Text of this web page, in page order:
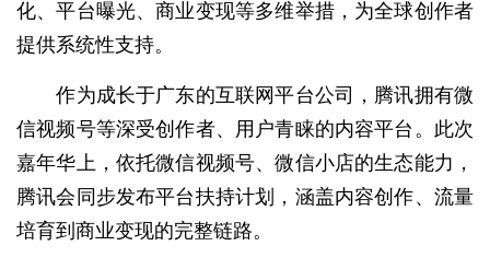
化、平台曝光、商业变现等多维举措，为全球创作者
提供系统性支持。
作为成长于广东的互联网平台公司，腾讯拥有微
信视频号等深受创作者、用户青睐的内容平台。此次
嘉年华上，依托微信视频号、微信小店的生态能力，
腾讯会同步发布平台扶持计划，涵盖内容创作、流量
培育到商业变现的完整链路。